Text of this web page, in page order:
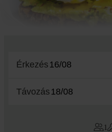
Érkezés
Távozás
1